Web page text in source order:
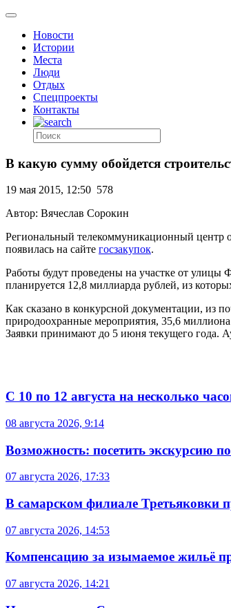
Новости
Истории
Места
Люди
Отдых
Спецпроекты
Контакты
В какую сумму обойдется
19 мая 2015, 12:50 578
Автор: Вячеслав Сорокин
Региональный телекоммуникационный центр
появилась на сайте госзакупок.
Работы будут проведены на участке от улицы
планируется 12,8 миллиарда рублей, из
Как сказано в конкурсной документации, из
природоохранные мероприятия, 35,6
Заявки принимают до 5 июня текущего года.
С 10 по 12 августа на несколько
08 августа 2026, 9:14
Возможность: посетить экскурсию
07 августа 2026, 17:33
В самарском филиале Третьяковки
07 августа 2026, 14:53
Компенсацию за изымаемое жильё
07 августа 2026, 14:21